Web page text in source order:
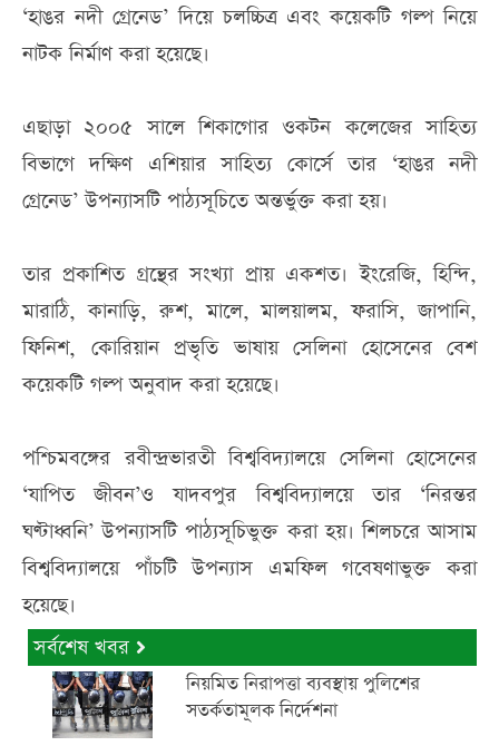
‘হাঙর নদী গ্রেনেড’ দিয়ে চলচ্চিত্র এবং কয়েকটি গল্প নিয়ে
নাটক নির্মাণ করা হয়েছে।
এছাড়া ২০০৫ সালে শিকাগোর ওকটন কলেজের সাহিত্য
বিভাগে দক্ষিণ এশিয়ার সাহিত্য কোর্সে তার ‘হাঙর নদী
গ্রেনেড’ উপন্যাসটি পাঠ্যসূচিতে অন্তর্ভুক্ত করা হয়।
তার প্রকাশিত গ্রন্থের সংখ্যা প্রায় একশত। ইংরেজি, হিন্দি,
মারাঠি, কানাড়ি, রুশ, মালে, মালয়ালম, ফরাসি, জাপানি,
ফিনিশ, কোরিয়ান প্রভৃতি ভাষায় সেলিনা হোসেনের বেশ
কয়েকটি গল্প অনুবাদ করা হয়েছে।
পশ্চিমবঙ্গের রবীন্দ্রভারতী বিশ্ববিদ্যালয়ে সেলিনা হোসেনের
‘যাপিত জীবন’ও যাদবপুর বিশ্ববিদ্যালয়ে তার ‘নিরন্তর
ঘণ্টাধ্বনি’ উপন্যাসটি পাঠ্যসূচিভুক্ত করা হয়। শিলচরে আসাম
বিশ্ববিদ্যালয়ে পাঁচটি উপন্যাস এমফিল গবেষণাভুক্ত করা
হয়েছে।
সর্বশেষ খবর
নিয়মিত নিরাপত্তা ব্যবস্থায় পুলিশের
সতর্কতামূলক নির্দেশনা